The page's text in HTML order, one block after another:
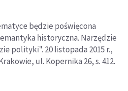
będzie poświęcona
historyczna. Narzędzie
polityki". 20 listopada 2015 r.,
ul. Kopernika 26, s. 412.